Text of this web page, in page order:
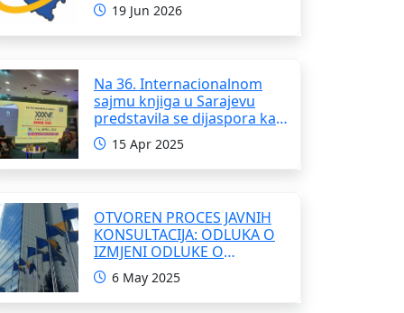
19 Jun 2026
Na 36. Internacionalnom
sajmu knjiga u Sarajevu
predstavila se dijaspora kao
i domaći pisci i umjetnici
15 Apr 2025
OTVOREN PROCES JAVNIH
KONSULTACIJA: ODLUKA O
IZMJENI ODLUKE O
FORMIRANJU
INTERRESORNE RADNE
GRUPE ZA IZRADU
6 May 2025